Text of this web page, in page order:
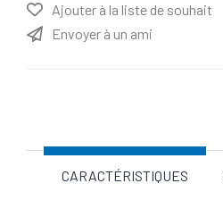
Ajouter à la liste de souhait
Envoyer à un ami
CARACTÉRISTIQUES